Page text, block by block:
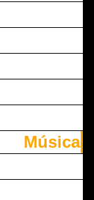
Música